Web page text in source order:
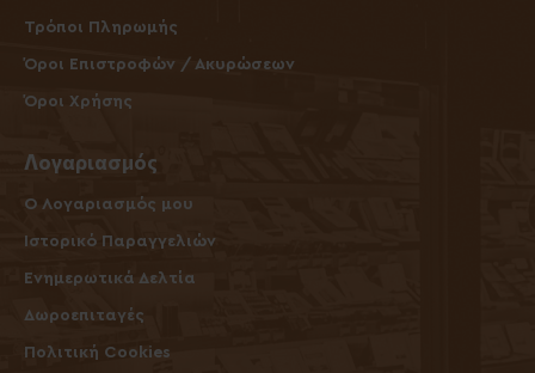
Τρόποι Πληρωμής
Όροι Επιστροφών / Ακυρώσεων
Όροι Χρήσης
Λογαριασμός
O Λογαριασμός μου
Ιστορικό Παραγγελιών
Ενημερωτικά Δελτία
Δωροεπιταγές
Πολιτική Cookies